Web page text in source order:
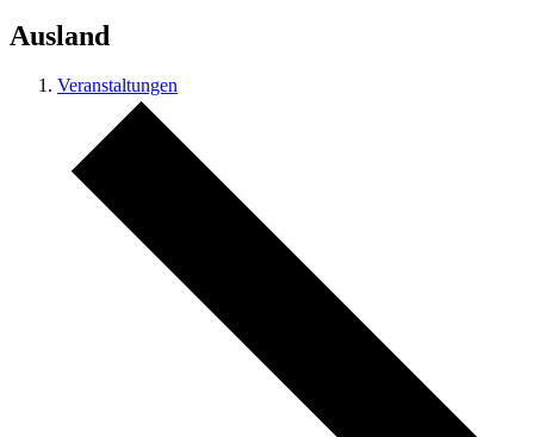
Ausland
Veranstaltungen